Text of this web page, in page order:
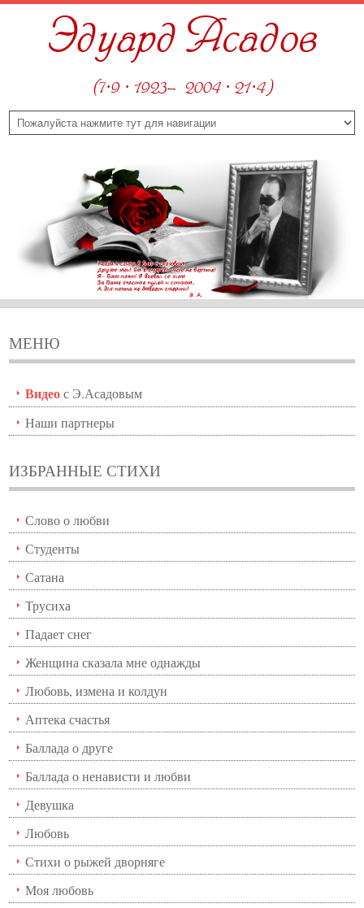
Эдуард Асадов
(7·9 · 1923—2004 · 21·4)
МЕНЮ
Видеос Э.Асадовым
Наши партнеры
ИЗБРАННЫЕ СТИХИ
Слово о любви
Студенты
Сатана
Трусиха
Падает снег
Женщина сказала мне однажды
Любовь, измена и колдун
Аптека счастья
Баллада о друге
Баллада о ненависти и любви
Девушка
Любовь
Стихи о рыжей дворняге
Моя любовь